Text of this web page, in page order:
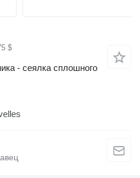
$
- сеялка сплошного